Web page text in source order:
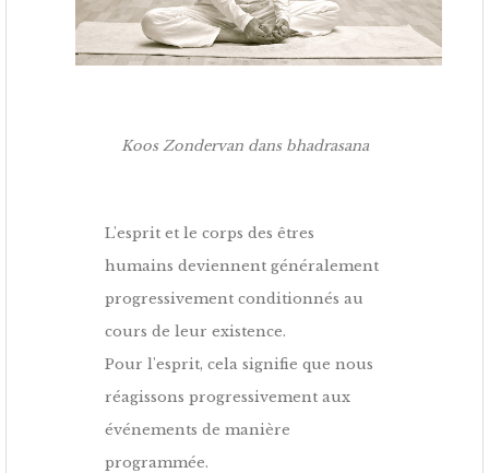
Koos Zondervan dans bhadrasana
L'esprit et le corps des êtres
humains deviennent généralement
progressivement conditionnés au
cours de leur existence.
Pour l'esprit, cela signifie que nous
réagissons progressivement aux
événements de manière
programmée.